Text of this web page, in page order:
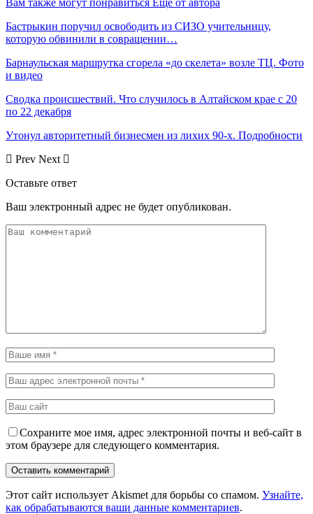
Бастрыкин поручил освободить из СИЗО учительницу,
которую обвинили в совращении…
Барнаульская маршрутка сгорела «до скелета» возле ТЦ. Фото
и видео
Сводка происшествий. Что случилось в Алтайском крае с 20
по 22 декабря
Утонул авторитетный бизнесмен из лихих 90-х. Подробности
Prev Next
Оставьте ответ
Ваш электронный адрес не будет опубликован.
Сохраните мое имя, адрес электронной почты и веб-сайт в
этом браузере для следующего комментария.
Этот сайт использует Akismet для борьбы со спамом. Узнайте,
как обрабатываются ваши данные комментариев.